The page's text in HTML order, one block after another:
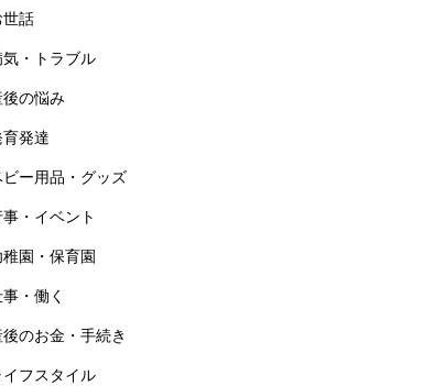
世話
・トラブル
後の悩み
発達
ー用品・グッズ
・イベント
園・保育園
・働く
後のお金・手続き
イフスタイル